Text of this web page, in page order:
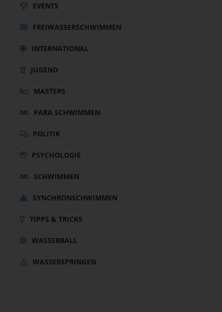
EVENTS
FREIWASSERSCHWIMMEN
INTERNATIONAL
JUGEND
MASTERS
PARA SCHWIMMEN
POLITIK
PSYCHOLOGIE
SCHWIMMEN
SYNCHRONSCHWIMMEN
TIPPS & TRICKS
WASSERBALL
WASSERSPRINGEN